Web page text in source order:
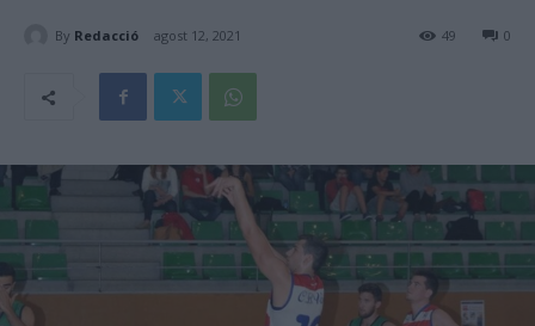
By Redacció agost 12, 2021 0
49